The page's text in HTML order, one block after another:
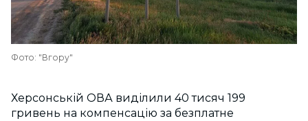
Фото: "Вгору"
Херсонській ОВА виділили 40 тисяч 199
гривень на компенсацію за безплатне